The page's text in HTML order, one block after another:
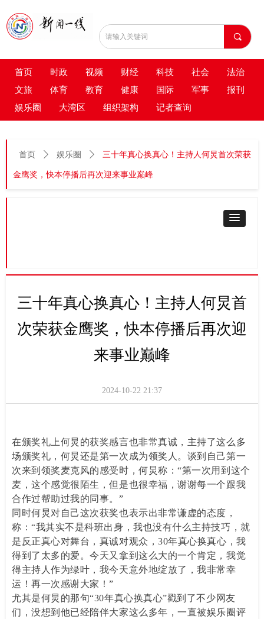
首页 时政 视频 财经 科技 社会
法治
文旅
体育 教育 健康 国际 军事
报刊
娱乐圈
大湾区 组织架构 记者查询
끠
首页 ꄲ 娱乐圈 ꄲ 三十年真心换真心！主持人何炅首次荣获
金鹰奖，快本停播后再次迎来事业巅峰
三十年真心换真心！主持人何炅首
次荣获金鹰奖，快本停播后再次迎
来事业巅峰
在颁奖礼上何炅的获奖感言也非常真诚，主持了这么多
场颁奖礼，何炅还是第一次成为领奖人。谈到自己第一
次来到领奖麦克风的感受时，何炅称：“第一次用到这个
麦，这个感觉很陌生，但是也很幸福，谢谢每一个跟我
合作过帮助过我的同事。”
同时何炅对自己这次获奖也表示出非常谦虚的态度，
称：“我其实不是科班出身，我也没有什么主持技巧，就
是反正真心对舞台，真诚对观众，30年真心换真心，我
得到了太多的爱。今天又拿到这么大的一个肯定，我觉
得主持人作为绿叶，我今天意外地绽放了，我非常幸
运！再一次感谢大家！”
尤其是何炅的那句“30年真心换真心”戳到了不少网友
们，没想到他已经陪伴大家这么多年，一直被娱乐圈评
2024-10-22 21:37